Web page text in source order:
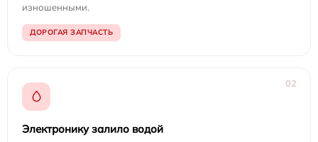
изношенными.
ДОРОГАЯ ЗАПЧАСТЬ
02
Электронику залило водой